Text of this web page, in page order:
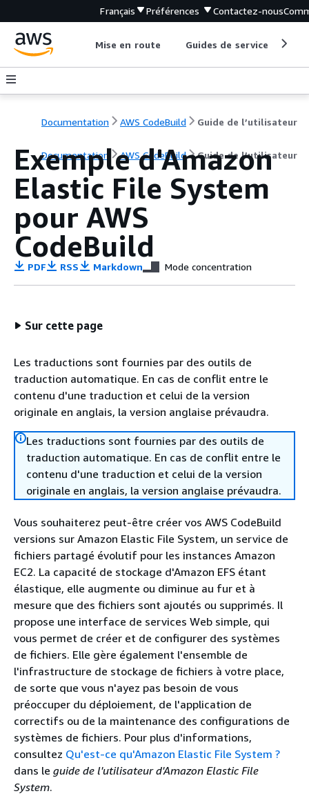
Français Préférences Contactez-nous
Mise en route Guides de service
Documentation AWS CodeBuild Guide de l’utilisateur
Documentation AWS CodeBuild Guide de l’utilisateur
Exemple d'Amazon
Elastic File System
pour AWS
CodeBuild
PDF RSS Markdown Mode concentration
Sur cette page
Les traductions sont fournies par des outils de
traduction automatique. En cas de conflit entre le
contenu d'une traduction et celui de la version
originale en anglais, la version anglaise prévaudra.
Les traductions sont fournies par des outils de
traduction automatique. En cas de conflit entre le
contenu d'une traduction et celui de la version
originale en anglais, la version anglaise prévaudra.
Vous souhaiterez peut-être créer vos AWS CodeBuild
versions sur Amazon Elastic File System, un service de
fichiers partagé évolutif pour les instances Amazon
EC2. La capacité de stockage d'Amazon EFS étant
élastique, elle augmente ou diminue au fur et à
mesure que des fichiers sont ajoutés ou supprimés. Il
propose une interface de services Web simple, qui
vous permet de créer et de configurer des systèmes
de fichiers. Elle gère également l'ensemble de
l'infrastructure de stockage de fichiers à votre place,
de sorte que vous n'ayez pas besoin de vous
préoccuper du déploiement, de l'application de
correctifs ou de la maintenance des configurations de
systèmes de fichiers. Pour plus d'informations,
consultez Qu'est-ce qu'Amazon Elastic File System ?
dans le guide de l'utilisateur d'Amazon Elastic File
System.